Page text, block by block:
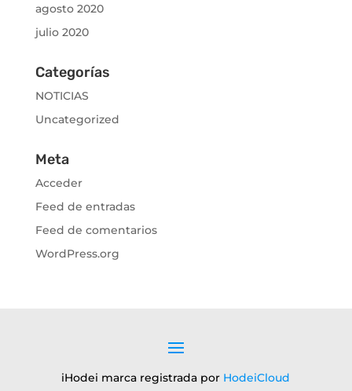
agosto 2020
julio 2020
Categorías
NOTICIAS
Uncategorized
Meta
Acceder
Feed de entradas
Feed de comentarios
WordPress.org
iHodei marca registrada por HodeiCloud